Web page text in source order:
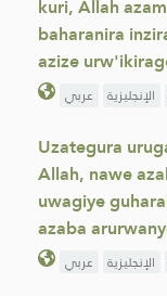
kuri, Allah
baharanira
azize
عربي الإنجليزية
Uzategura
Allah, nawe
uwagiye
azaba
عربي الإنجليزية